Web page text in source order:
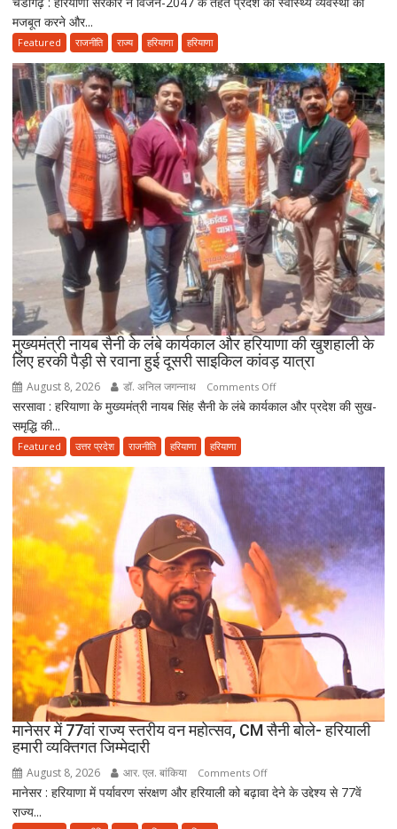
सेवाओं
का
होगा
विस्तार,
CM
सैनी
बोले-
2047
तक
हरियाणा
को
स्वास्थ्य
क्षेत्र
में
बनाएंगे
अग्रणी
राज्य
मजबूत करने और...
Featured राजनीति राज्य हरियाणा हरियाणा
मुख्यमंत्री नायब सैनी के लंबे कार्यकाल और हरियाणा की खुशहाली के
लिए हरकी पैड़ी से रवाना हुई दूसरी साइकिल कांवड़ यात्रा
August 8, 2026 डॉ. अनिल जगन्नाथ Comments Offon
मुख्यमंत्री
के
लंबे
कार्यकाल
और
हरियाणा
की
खुशहाली
के
लिए
हरकी
रवाना
हुई
दूसरी
यात्रा
सरसावा : हरियाणा के मुख्यमंत्री नायब सिंह सैनी के लंबे कार्यकाल और प्रदेश की सुख-
समृद्धि की...
Featured उत्तर प्रदेश राजनीति हरियाणा हरियाणा
मानेसर में 77वां राज्य स्तरीय वन महोत्सव, CM सैनी बोले- हरियाली
हमारी व्यक्तिगत जिम्मेदारी
August 8, 2026 आर. एल. बांकिया Comments Offon
मानेसर
मानेसर : हरियाणा में पर्यावरण संरक्षण और हरियाली को बढ़ावा देने के उद्देश्य से 77वें
राज्य...